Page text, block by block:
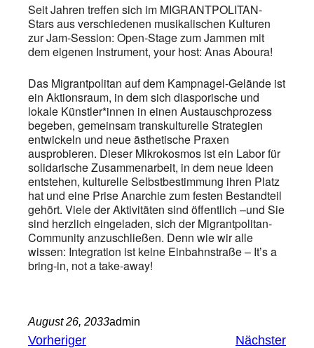
Seit Jahren treffen sich im MIGRANTPOLITAN-
Stars aus verschiedenen musikalischen Kulturen
zur Jam-Session: Open-Stage zum Jammen mit
dem eigenen Instrument, your host: Anas Aboura!
Das Migrantpolitan auf dem Kampnagel-Gelände ist
ein Aktionsraum, in dem sich diasporische und
lokale Künstler*innen in einen Austauschprozess
begeben, gemeinsam transkulturelle Strategien
entwickeln und neue ästhetische Praxen
ausprobieren. Dieser Mikrokosmos ist ein Labor für
solidarische Zusammenarbeit, in dem neue Ideen
entstehen, kulturelle Selbstbestimmung ihren Platz
hat und eine Prise Anarchie zum festen Bestandteil
gehört. Viele der Aktivitäten sind öffentlich –und Sie
sind herzlich eingeladen, sich der Migrantpolitan-
Community anzuschließen. Denn wie wir alle
wissen: Integration ist keine Einbahnstraße – Itʼs a
bring-in, not a take-away!
August 26, 2033admin
Vorheriger Nächster